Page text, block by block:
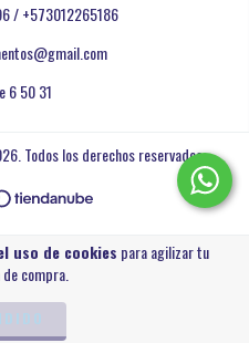
uso de cookies para agilizar tu
compra.
/ +573012265186
6 50 31
Todos los derechos reservados.